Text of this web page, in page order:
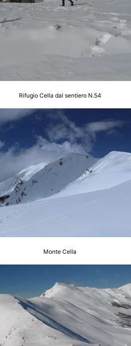
Rifugio Cella dal sentiero N.54
Monte Cella